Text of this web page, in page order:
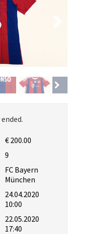
€ 200.00
9
FC Bayern
München
24.04.2020
10:00
22.05.2020
17:40